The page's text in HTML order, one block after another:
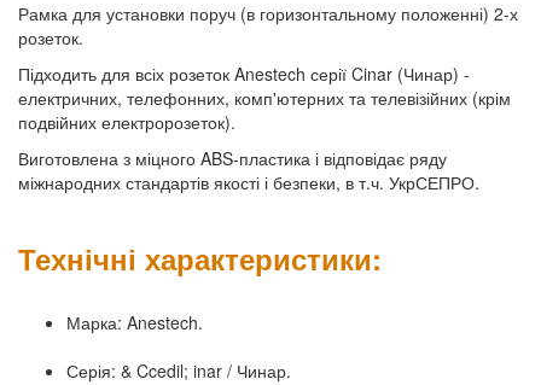
Рамка для установки поруч (в горизонтальному положенні) 2-х
розеток.
Підходить для всіх розеток Anestech серії Cinar (Чинар) -
електричних, телефонних, комп'ютерних та телевізійних (крім
подвійних електророзеток).
Виготовлена з міцного ABS-пластика і відповідає ряду
міжнародних стандартів якості і безпеки, в т.ч. УкрСЕПРО.
Технічні характеристики:
Марка: Anestech.
Серія: & Ccedil; inar / Чинар.